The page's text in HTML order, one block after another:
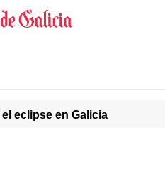
eclipse en Galicia